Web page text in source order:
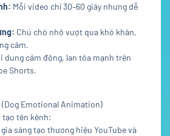
Mỗi video chỉ 30–60 giây nhưng dễ
Chú chó nhỏ vượt qua khó khăn,
cảm.
dung cảm động, lan tỏa mạnh trên
Shorts.
(Dog Emotional Animation)
tạo tên kênh:
sáng tạo thương hiệu YouTube và